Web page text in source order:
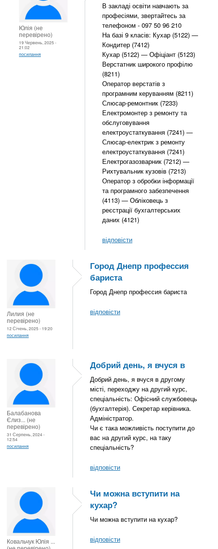
Юлія (не
перевірено)
19 Червень, 2025 -
21:02
посилання
В закладі освіти навчають за
професіями, звертайтесь за
телефоном - 097 50 96 210
На базі 9 класів: Кухар (5122) —
Кондитер (7412)
Кухар (5122) — Офіціант (5123)
Верстатник широкого профілю
(8211)
Оператор верстатів з
програмним керуванням (8211)
Слюсар-ремонтник (7233)
Електромонтер з ремонту та
обслуговування
електроустаткування (7241) —
Слюсар-електрик з ремонту
електроустаткування (7241)
Електрогазозварник (7212) —
Рихтувальник кузовів (7213)
Оператор з обробки інформації
та програмного забезпечення
(4113) — Обліковець з
реєстрації бухгалтерських
даних (4121)
відповісти
Лилия (не
перевірено)
12 Січень, 2025 - 19:20
посилання
Город Днепр профессия
бариста
Город Днепр профессия бариста
відповісти
Балабанова
Єлиз... (не
перевірено)
31 Серпень, 2024 -
12:54
посилання
Добрий день, я вчуся в
Добрий день, я вчуся в другому
місті, переходжу на другий курс,
спеціальність: Офісний службовець
(бухгалтерія). Секретар керівника.
Адміністратор.
Чи є така можливість поступити до
вас на другий курс, на таку
спеціальність?
відповісти
Ковальчук Юлія ...
Чи можна вступити на
кухар?
Чи можна вступити на кухар?
відповісти